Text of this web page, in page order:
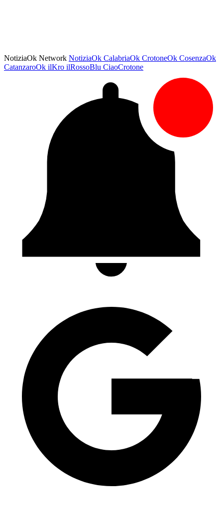
NotiziaOk Network NotiziaOk CalabriaOk CrotoneOk CosenzaOk
CatanzaroOk ilKro ilRossoBlu CiaoCrotone